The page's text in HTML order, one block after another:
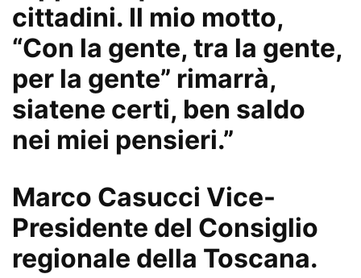
cittadini. Il mio motto,
“Con la gente, tra la gente,
per la gente” rimarrà,
siatene certi, ben saldo
nei miei pensieri.”
Marco Casucci Vice-
Presidente del Consiglio
regionale della Toscana.